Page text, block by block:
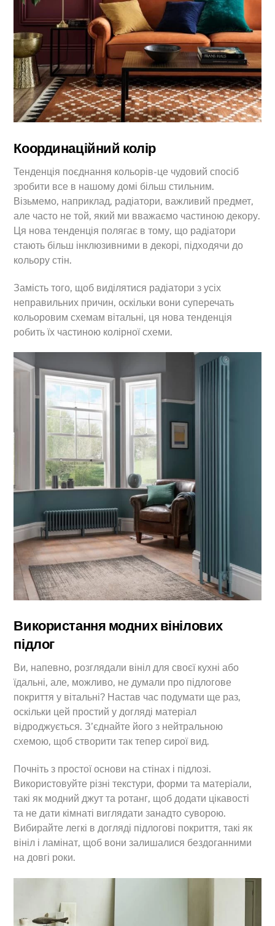
Координаційний колір
Тенденція поєднання кольорів-це чудовий спосіб
зробити все в нашому домі більш стильним.
Візьмемо, наприклад, радіатори, важливий предмет,
але часто не той, який ми вважаємо частиною декору.
Ця нова тенденція полягає в тому, що радіатори
стають більш інклюзивними в декорі, підходячи до
кольору стін.
Замість того, щоб виділятися радіатори з усіх
неправильних причин, оскільки вони суперечать
кольоровим схемам вітальні, ця нова тенденція
робить їх частиною колірної схеми.
Використання модних вінілових
підлог
Ви, напевно, розглядали вініл для своєї кухні або
їдальні, але, можливо, не думали про підлогове
покриття у вітальні? Настав час подумати ще раз,
оскільки цей простий у догляді матеріал
відроджується. З’єднайте його з нейтральною
схемою, щоб створити так тепер сирої вид.
Почніть з простої основи на стінах і підлозі.
Використовуйте різні текстури, форми та матеріали,
такі як модний джут та ротанг, щоб додати цікавості
та не дати кімнаті виглядати занадто суворою.
Вибирайте легкі в догляді підлогові покриття, такі як
вініл і ламінат, щоб вони залишалися бездоганними
на довгі роки.